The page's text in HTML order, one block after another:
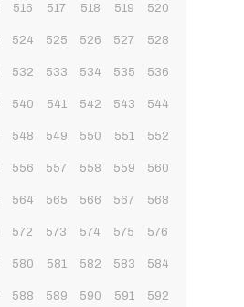
516 517 518 519 520
524 525 526 527 528
532 533 534 535 536
540 541 542 543 544
548 549 550 551 552
556 557 558 559 560
564 565 566 567 568
572 573 574 575 576
580 581 582 583 584
588 589 590 591 592